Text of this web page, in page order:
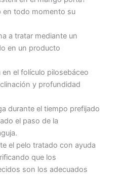
en todo momento su
a tratar mediante un
en un producto
en el folículo pilosebáceo
y profundidad
durante el tiempo prefijado
el paso de la
el pelo tratado con ayuda
que los
son los adecuados